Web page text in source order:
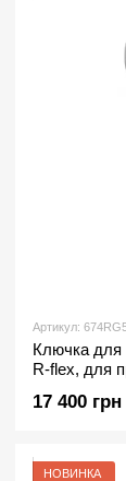
Артикул:
Ключка для
R-flex, для
17 400 грн
НОВИНКА